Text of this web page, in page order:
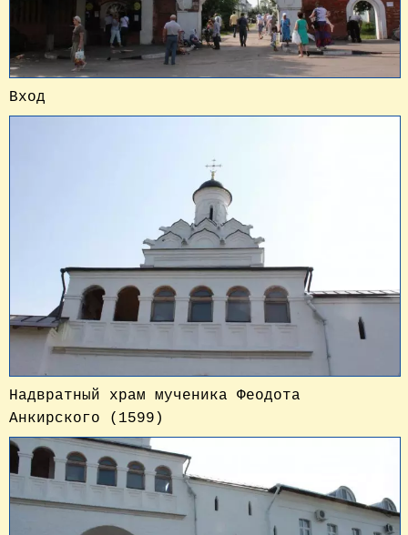
Вход
Надвратный храм мученика Феодота
Анкирского (1599)